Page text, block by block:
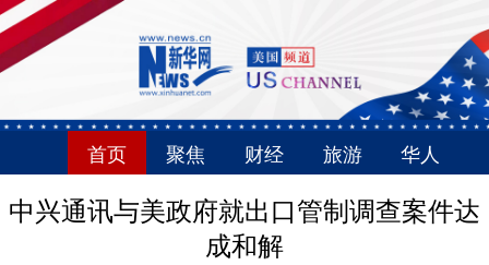
首页 聚焦 财经 旅游 华人
中兴通讯与美政府就出口管制调查案件达
成和解